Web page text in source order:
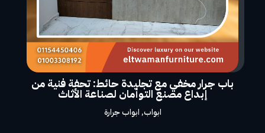
باب جرار مخفي مع تجليدة حائط: تحفة فنية من
إبداع مصنع التوأمان لصناعة الأثاث
ابواب,ابواب جرارة